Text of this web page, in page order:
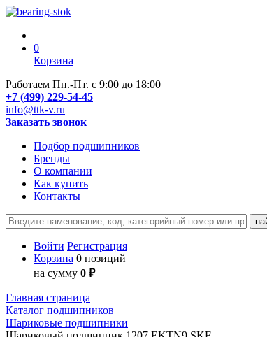
0
Корзина
Работаем Пн.-Пт. с 9:00 до 18:00
+7 (499) 229-54-45
info@ttk-v.ru
Заказать звонок
Подбор подшипников
Бренды
О компании
Как купить
Контакты
Войти Регистрация
Корзина 0 позиций
на сумму 0 ₽
Главная страница
Каталог подшипников
Шариковые подшипники